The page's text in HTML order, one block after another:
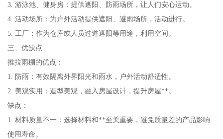
3. 游泳池、健身房：提供遮阳、防雨场所，让人们安心运动。
4. 活动场所：为户外活动提供遮阳、避雨场所，活动进行。
5. 工厂：作为仓库或人员过道遮阳等用途，利用空间。
三、优缺点
推拉雨棚的优点：
1. 防雨：有效隔离外界阳光和雨水，户外活动舒适性。
2. 美观实用：造型美观，融入房屋设计，提升房屋**。
缺点：
1. 材料质量不一：选择材料和**至关重要，避免质量差的产品影响
使用寿命。